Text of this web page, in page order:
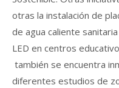
otras la instalación de
de agua caliente
LED en centros
también se encuentra
diferentes estudios de